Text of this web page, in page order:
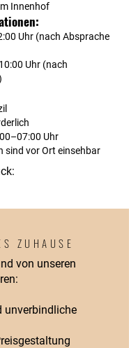
Innenhof
Uhr (nach Absprache
Uhr (nach
Uhr
sind vor Ort einsehbar
ZUHAUSE
von unseren
unverbindliche